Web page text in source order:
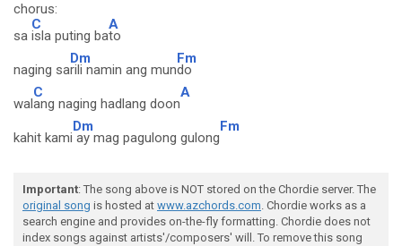
chorus:
sa
C
isla puting ba
A
to
naging sa
Dm
rili namin ang mun
Fm
do
wal
C
ang naging hadlang doon
A
kahit kami
Dm
ay mag pagulong gulong
Fm
Important: The song above is NOT stored on the Chordie server. The
original song is hosted at www.azchords.com. Chordie works as a
search engine and provides on-the-fly formatting. Chordie does not
index songs against artists'/composers' will. To remove this song